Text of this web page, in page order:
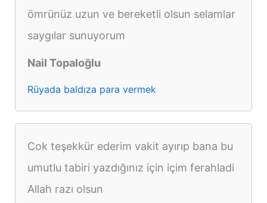
ömrünüz uzun ve bereketli olsun selamlar
saygılar sunuyorum
Nail Topaloğlu
Rüyada baldıza para vermek
Cok teşekkür ederim vakit ayırıp bana bu
umutlu tabiri yazdığınız için içim ferahladi
Allah razı olsun